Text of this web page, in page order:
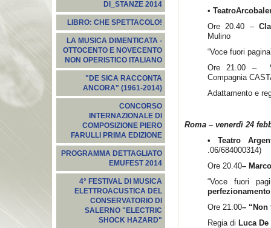
DI_STANZE 2014
LIBRO: CHE SPETTACOLO!
LA MUSICA DIMENTICATA -
OTTOCENTO E NOVECENTO
NON OPERISTICO ITALIANO
"DE SICA RACCONTA
ANCORA" (1961-2014)
CONCORSO
INTERNAZIONALE DI
COMPOSIZIONE PIERO
FARULLI PRIMA EDIZIONE
PROGRAMMA DETTAGLIATO
EMUFEST 2014
4° FESTIVAL DI MUSICA
ELETTROACUSTICA DEL
CONSERVATORIO DI
SALERNO "ELECTRIC
SHOCK HAZARD"
• Teatro
Ore 20.40 –
Mulino
“Voce fuori
Ore 21.00 –
Compagnia
Adattamento e
Roma – venerdì 24
• Teatro
.06/684000314)
Ore 20.40–
“Voce fuori
Ore 21.00– “Non
Regia di Luca